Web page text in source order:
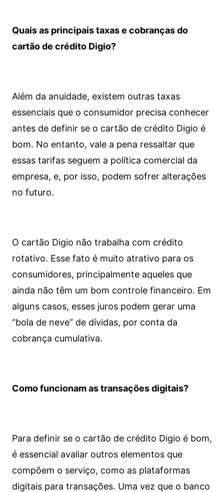
Quais as principais taxas e cobranças do
cartão de crédito Digio?
Além da anuidade, existem outras taxas
essenciais que o consumidor precisa conhecer
antes de definir se o cartão de crédito Digio é
bom. No entanto, vale a pena ressaltar que
essas tarifas seguem a política comercial da
empresa, e, por isso, podem sofrer alterações
no futuro.
O cartão Digio não trabalha com crédito
rotativo. Esse fato é muito atrativo para os
consumidores, principalmente aqueles que
ainda não têm um bom controle financeiro. Em
alguns casos, esses juros podem gerar uma
“bola de neve” de dívidas, por conta da
cobrança cumulativa.
Como funcionam as transações digitais?
Para definir se o cartão de crédito Digio é bom,
é essencial avaliar outros elementos que
compõem o serviço, como as plataformas
digitais para transações. Uma vez que o banco